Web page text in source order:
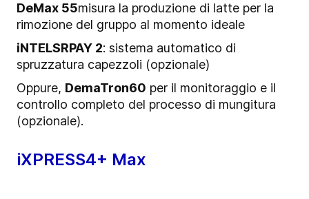
DeMax 55misura la produzione di latte per la
rimozione del gruppo al momento ideale
iNTELSRPAY 2: sistema automatico di
spruzzatura capezzoli (opzionale)
Oppure, DemaTron60 per il monitoraggio e il
controllo completo del processo di mungitura
(opzionale).
iXPRESS4+ Max